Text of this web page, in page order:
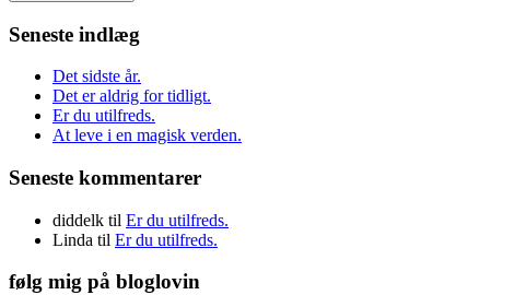
Seneste indlæg
Det sidste år.
Det er aldrig for tidligt.
Er du utilfreds.
At leve i en magisk verden.
Seneste kommentarer
diddelk til Er du utilfreds.
Linda til Er du utilfreds.
følg mig på bloglovin